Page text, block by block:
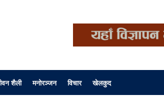
शैली मनोरञ्जन विचार खेलकुद